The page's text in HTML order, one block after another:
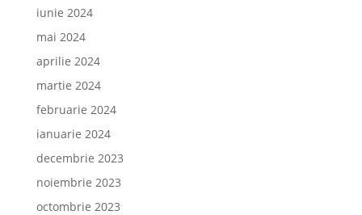
iunie 2024
mai 2024
aprilie 2024
martie 2024
februarie 2024
ianuarie 2024
decembrie 2023
noiembrie 2023
octombrie 2023